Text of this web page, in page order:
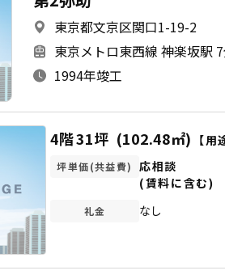
東京都文京区関口1-19-2
東京メトロ東西線 神楽坂駅
1994年竣工
4階31坪 (102.48㎡) 【
坪単価(共益費)
応相談
(賃料に含む)
礼金 なし